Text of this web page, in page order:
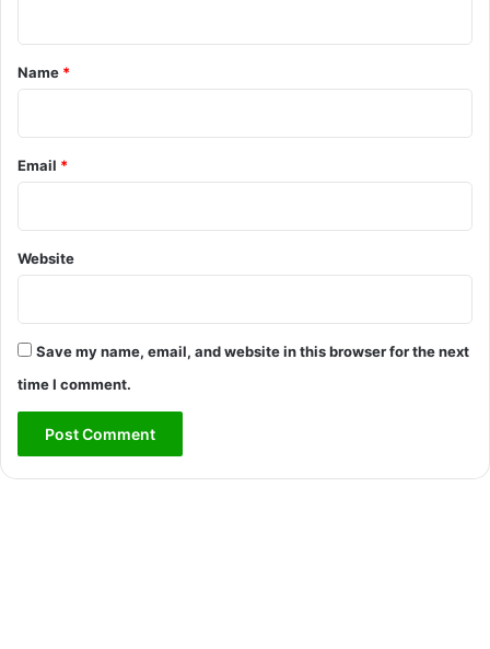
*
Name *
Email *
Website
Save my name, email, and website in this browser for the next
time I comment.